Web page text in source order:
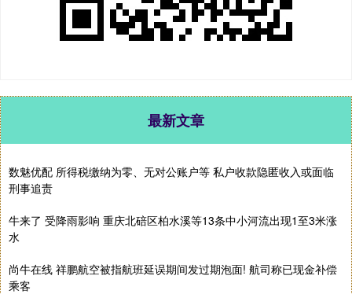
最新文章
数魅优配 所得税缴纳为零、无对公账户等 私户收款隐匿收入或面临
刑事追责
牛来了 受降雨影响 重庆北碚区柏水溪等13条中小河流出现1至3米涨
水
尚牛在线 祥鹏航空被指航班延误期间发过期泡面! 航司称已现金补偿
乘客